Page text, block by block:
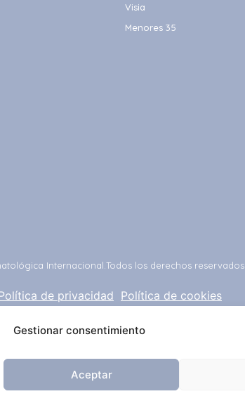
Gestionar consentimiento
Aceptar
Visia
Menores 35
Internacional. Todos los derechos reservados.
de privacidad Política de cookies